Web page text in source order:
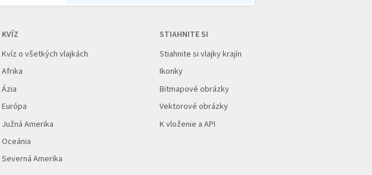
KVÍZ
Kvíz o všetkých vlajkách
Afrika
Ázia
Európa
Južná Amerika
Oceánia
Severná Amerika
STIAHNITE SI
Stiahnite si vlajky krajín
Ikonky
Bitmapové obrázky
Vektorové obrázky
K vloženie a API